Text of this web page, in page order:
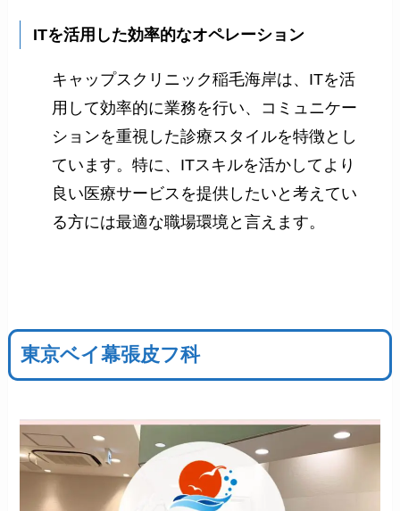
ITを活用した効率的なオペレーション
キャップスクリニック稲毛海岸は、ITを活
用して効率的に業務を行い、コミュニケー
ションを重視した診療スタイルを特徴とし
ています。特に、ITスキルを活かしてより
良い医療サービスを提供したいと考えてい
る方には最適な職場環境と言えます。
東京ベイ幕張皮フ科